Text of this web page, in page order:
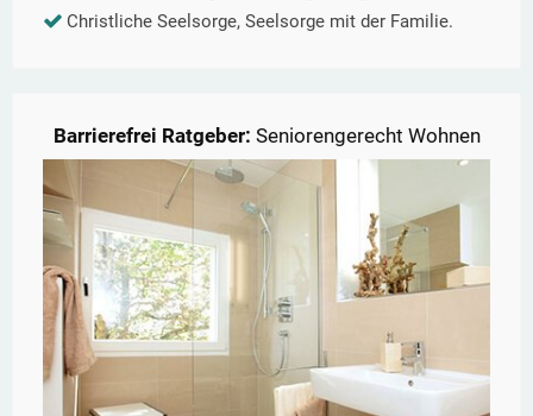
Christliche Seelsorge, Seelsorge mit der Familie.
Barrierefrei Ratgeber: Seniorengerecht Wohnen